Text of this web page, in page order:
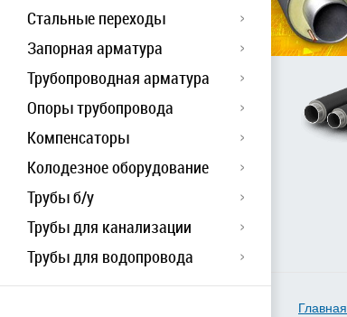
Стальные переходы
Запорная арматура
Трубопроводная арматура
Опоры трубопровода
Компенсаторы
Колодезное оборудование
Трубы б/у
Трубы для канализации
Трубы для водопровода
Главная